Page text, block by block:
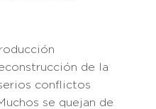
de la
conflictos
se quejan de